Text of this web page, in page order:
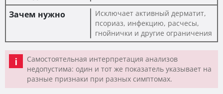
Исключает активный дерматит,
псориаз, инфекцию, расчесы,
гнойнички и другие ограничения
Самостоятельная интерпретация анализов
недопустима: один и тот же показатель указывает на
разные признаки при разных симптомах.